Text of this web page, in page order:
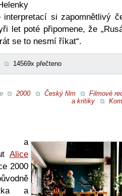
si zapomnětlivý
let poté připomene, že
se to nesmí říkat“.
14569x přečteno
2000 Český film
Filmové
a kritiky
a
Alice
2000
a